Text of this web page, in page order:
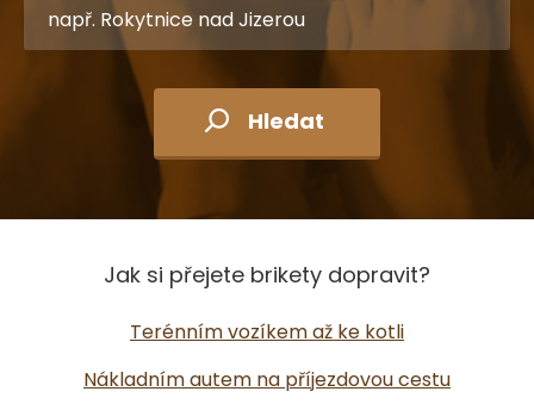
Hledat
Jak si přejete brikety dopravit?
Terénním vozíkem až ke kotli
Nákladním autem na příjezdovou cestu